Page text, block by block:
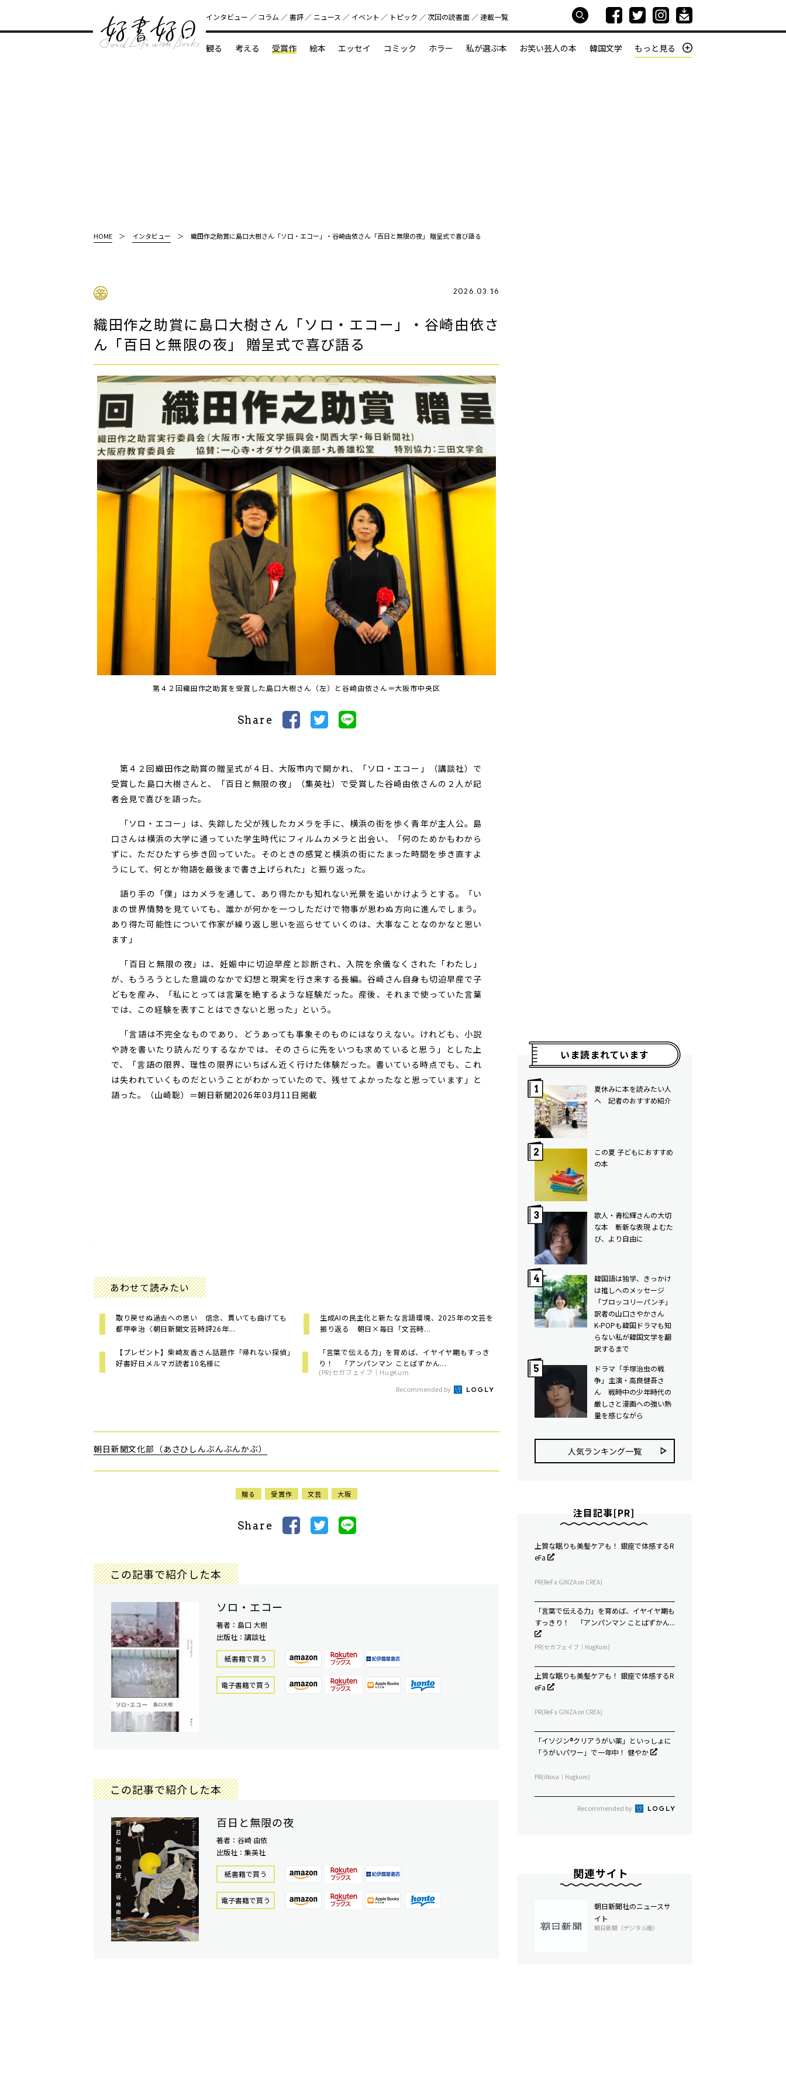
好書好日
インタビュー コラム 書評 ニュース イベント トピック 次回の読書⾯ 連載一覧
観る 考える 受賞作 絵本 エッセイ コミック ホラー 私が選ぶ本 お笑い芸人の本 韓国文学 もっと見る
HOME インタビュー 織田作之助賞に島口大樹さん「ソロ・エコー」・谷崎由依さん「百日と無限の夜」 贈呈式で喜び語る
2026.03.16
織田作之助賞に島口大樹さん「ソロ・エコー」・谷崎由依さ
ん「百日と無限の夜」 贈呈式で喜び語る
第４２回織田作之助賞を受賞した島口大樹さん（左）と谷崎由依さん＝大阪市中央区
Share
第４２回織田作之助賞の贈呈式が４日、大阪市内で開かれ、「ソロ・エコー」（講談社）で
受賞した島口大樹さんと、「百日と無限の夜」（集英社）で受賞した谷崎由依さんの２人が記
者会見で喜びを語った。
「ソロ・エコー」は、失踪した父が残したカメラを手に、横浜の街を歩く青年が主人公。島
口さんは横浜の大学に通っていた学生時代にフィルムカメラと出会い、「何のためかもわから
ずに、ただひたすら歩き回っていた。そのときの感覚と横浜の街にたまった時間を歩き直すよ
うにして、何とか物語を最後まで書き上げられた」と振り返った。
語り手の「僕」はカメラを通して、あり得たかも知れない光景を追いかけようとする。「い
まの世界情勢を見ていても、誰かが何かを一つしただけで物事が思わぬ方向に進んでしまう。
あり得た可能性について作家が繰り返し思いを巡らせていくのは、大事なことなのかなと思い
ます」
「百日と無限の夜」は、妊娠中に切迫早産と診断され、入院を余儀なくされた「わたし」
が、もうろうとした意識のなかで幻想と現実を行き来する長編。谷崎さん自身も切迫早産で子
どもを産み、「私にとっては言葉を絶するような経験だった。産後、それまで使っていた言葉
では、この経験を表すことはできないと思った」という。
「言語は不完全なものであり、どうあっても事象そのものにはなりえない。けれども、小説
や詩を書いたり読んだりするなかでは、そのさらに先をいつも求めていると思う」とした上
で、「言語の限界、理性の限界にいちばん近く行けた体験だった。書いている時点でも、これ
は失われていくものだということがわかっていたので、残せてよかったなと思っています」と
語った。（山崎聡）＝朝日新聞2026年03月11日掲載
あわせて読みたい
取り戻せぬ過去への思い 信念、貫いても曲げても
都甲幸治〈朝日新聞文芸時評26年...
生成AIの民主化と新たな言語環境、2025年の文芸を
振り返る 朝日×毎日「文芸時...
【プレゼント】柴崎友香さん話題作「帰れない探偵」
好書好日メルマガ読者10名様に
「言葉で伝える力」を育めば、イヤイヤ期もすっき
り！ 「アンパンマン ことばずかん...
(PR)セガフェイブ｜HugKum
Recommended by
朝日新聞文化部（あさひしんぶんぶんかぶ）
贈る 受賞作 文芸 大阪
Share
この記事で紹介した本
ソロ・エコー
著者：島口 大樹
出版社：講談社
紙書籍で買う
電⼦書籍で買う
この記事で紹介した本
百日と無限の夜
著者：谷崎 由依
出版社：集英社
紙書籍で買う
電⼦書籍で買う
いま読まれています
夏休みに本を読みたい人
へ 記者のおすすめ紹介
この夏 子どもにおすすめ
の本
歌人・青松輝さんの大切
な本 斬新な表現 よむた
び、より自由に
韓国語は独学、きっかけ
は推しへのメッセージ
「ブロッコリーパンチ」
訳者の山口さやかさん
K-POPも韓国ドラマも知
らない私が韓国文学を翻
訳するまで
ドラマ「手塚治虫の戦
争」主演・高良健吾さ
ん 戦時中の少年時代の
厳しさと漫画への強い熱
量を感じながら
人気ランキング⼀覧
注目記事[PR]
上質な眠りも美髪ケアも！ 銀座で体感するR
eFa
PR(ReFa GINZA on CREA)
「言葉で伝える力」を育めば、イヤイヤ期も
すっきり！ 「アンパンマン ことばずかん...
PR(セガフェイブ｜HugKum)
上質な眠りも美髪ケアも！ 銀座で体感するR
eFa
PR(ReFa GINZA on CREA)
「イソジン®クリアうがい薬」といっしょに
「うがいパワー」で一年中！ 健やか
PR(iNova｜Hugkum)
Recommended by
関連サイト
朝日新聞社のニュースサ
イト
朝日新聞（デジタル版）